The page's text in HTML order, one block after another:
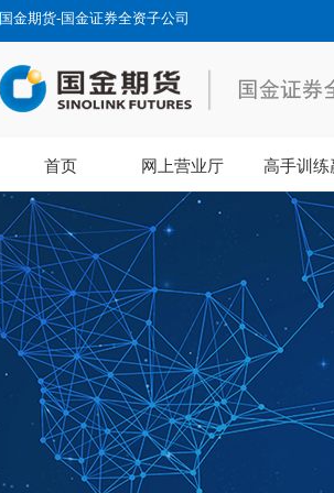
国金期货-国金证券全资子公司
首页 网上营业厅 高手训练